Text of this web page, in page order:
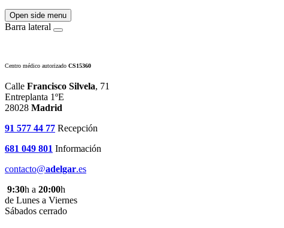
Open side menu
Barra lateral
Centro médico autorizado CS15360
Calle Francisco Silvela, 71
Entreplanta 1ºE
28028 Madrid
91 577 44 77 Recepción
681 049 801 Información
contacto@adelgar.es
9:30h a 20:00h
de Lunes a Viernes
Sábados cerrado